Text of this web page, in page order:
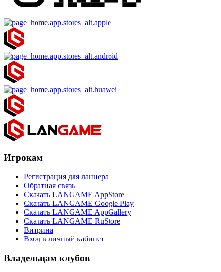
Игрокам
Регистрация для ланнера
Обратная связь
Скачать LANGAME AppStore
Скачать LANGAME Google Play
Скачать LANGAME AppGallery
Скачать LANGAME RuStore
Витрина
Вход в личный кабинет
Владельцам клубов